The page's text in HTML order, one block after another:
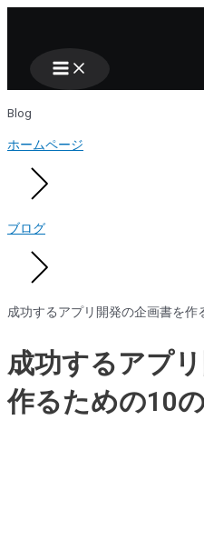
Nhảy
Main
Blog
ホームページ
ブログ
成功するアプリ開発の企画書を作
成功するアプ
作るための10